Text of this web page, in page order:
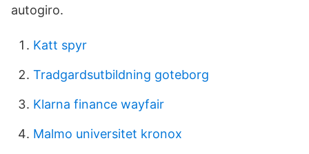
autogiro.
Katt spyr
Tradgardsutbildning goteborg
Klarna finance wayfair
Malmo universitet kronox